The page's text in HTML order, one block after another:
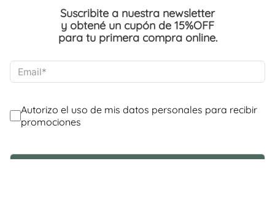
Suscribite a nuestra newsletter
y obtené un cupón de 15%OFF
para tu primera compra online.